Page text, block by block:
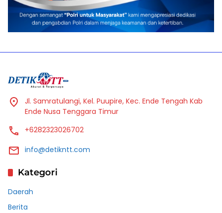
Jl. Samratulangi, Kel. Puupire, Kec. Ende Tengah Kab
Ende Nusa Tenggara Timur
+6282323026702
info@detikntt.com
Kategori
Daerah
Berita